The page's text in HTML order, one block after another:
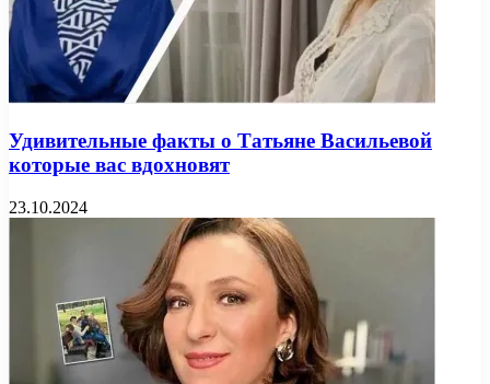
Удивительные факты о Татьяне Васильевой
которые вас вдохновят
23.10.2024